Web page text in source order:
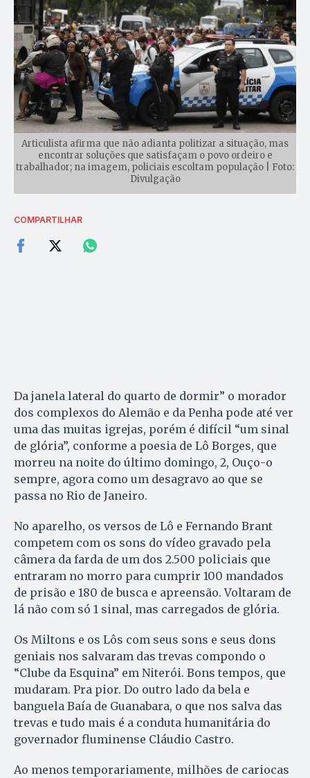
Articulista afirma que não adianta politizar a situação, mas
encontrar soluções que satisfaçam o povo ordeiro e
trabalhador; na imagem, policiais escoltam população | Foto:
Divulgação
COMPARTILHAR
Da janela lateral do quarto de dormir” o morador
dos complexos do Alemão e da Penha pode até ver
uma das muitas igrejas, porém é difícil “um sinal
de glória”, conforme a poesia de Lô Borges, que
morreu na noite do último domingo, 2, Ouço-o
sempre, agora como um desagravo ao que se
passa no Rio de Janeiro.
No aparelho, os versos de Lô e Fernando Brant
competem com os sons do vídeo gravado pela
câmera da farda de um dos 2.500 policiais que
entraram no morro para cumprir 100 mandados
de prisão e 180 de busca e apreensão. Voltaram de
lá não com só 1 sinal, mas carregados de glória.
Os Miltons e os Lôs com seus sons e seus dons
geniais nos salvaram das trevas compondo o
“Clube da Esquina” em Niterói. Bons tempos, que
mudaram. Pra pior. Do outro lado da bela e
banguela Baía de Guanabara, o que nos salva das
trevas e tudo mais é a conduta humanitária do
governador fluminense Cláudio Castro.
Ao menos temporariamente, milhões de cariocas